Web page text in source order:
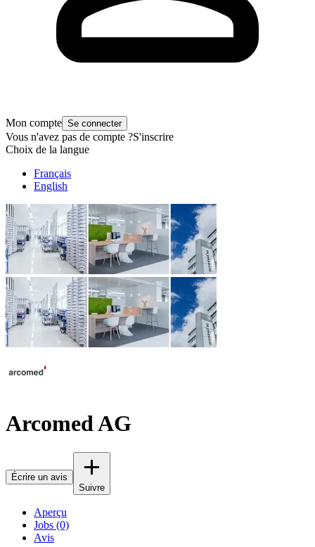
Mon compte Se connecter
Vous n'avez pas de compte ?S'inscrire
Choix de la langue
Français
English
Arcomed AG
Écrire un avis
Suivre
Aperçu
Jobs (0)
Avis